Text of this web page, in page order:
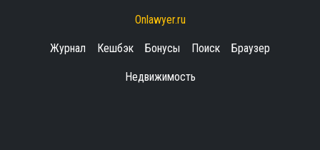
Onlawyer.ru
Журнал Кешбэк Бонусы Поиск Браузер
Недвижимость